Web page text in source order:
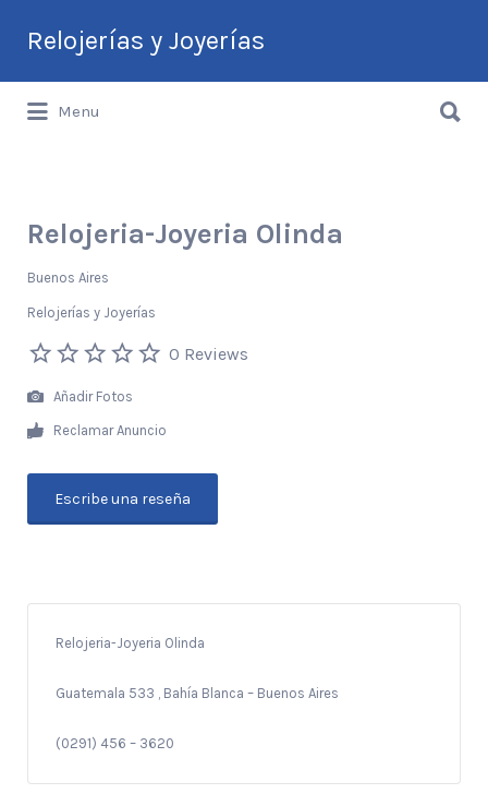
Relojerías y Joyerías
Guía de Relojerías y Joyerías en
por:
Menu
por:
Relojeria-Joyeria Olinda
Buenos Aires
Relojerías y Joyerías
0 Reviews
Añadir Fotos
Reclamar Anuncio
Escribe una reseña
Relojeria-Joyeria Olinda
Guatemala 533 , Bahía Blanca – Buenos Aires
(0291) 456 – 3620